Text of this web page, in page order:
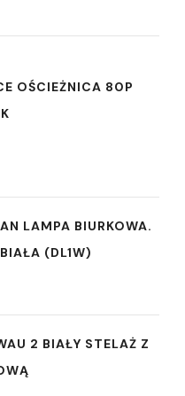
OŚCIEŻNICA 80P
LAMPA BIURKOWA.
(DL1W)
2 BIAŁY STELAŻ Z